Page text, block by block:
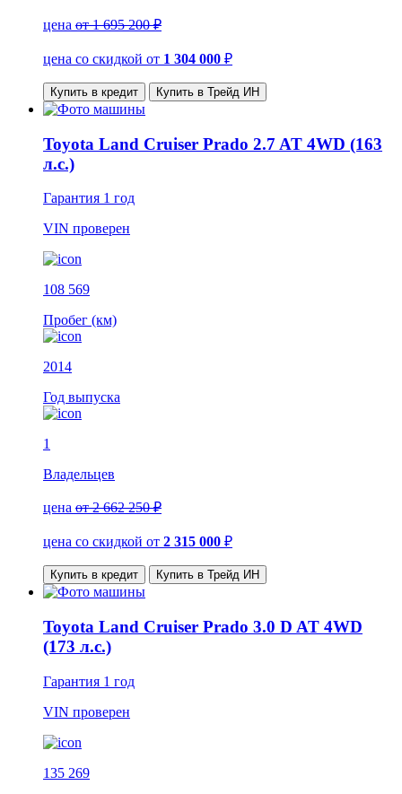
цена от 1 695 200 ₽
цена со скидкой от 1 304 000 ₽
Купить в кредит Купить в Трейд ИН
Toyota Land Cruiser Prado 2.7 AT 4WD (163
л.с.)
Гарантия 1 год
VIN проверен
108 569
Пробег (км)
2014
Год выпуска
1
Владельцев
цена от 2 662 250 ₽
цена со скидкой от 2 315 000 ₽
Купить в кредит Купить в Трейд ИН
Toyota Land Cruiser Prado 3.0 D AT 4WD
(173 л.с.)
Гарантия 1 год
VIN проверен
135 269